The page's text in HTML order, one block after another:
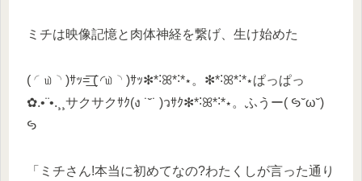
ミチは映像記憶と肉体神経を繋げ、生け始めた
( ◜௰◝ )ｻｯ=͟͟͞͞ ‪( ◜௰◝ )ｻｯ✻*˸ꕤ*˸*⋆。✻*˸ꕤ*˸*⋆ぱっぱっ
✿.•¨•.¸¸サクサクｻｸ(ง ˙˘˙ )วｻｸ✻*˸ꕤ*˸*⋆。ふうー( ꚸ˘ω˘)
ꚸ
「ミチさん!本当に初めてなの?わたくしが言った通り